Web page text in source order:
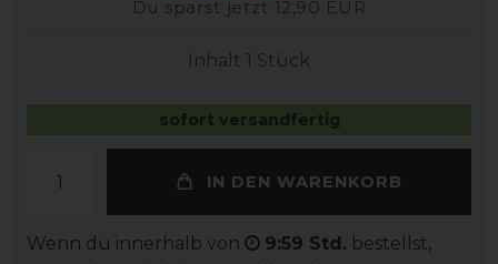
Du sparst jetzt 12,90 EUR
Inhalt 1 Stück
sofort versandfertig
IN DEN WARENKORB
Wenn du innerhalb von 9:59 Std. bestellst,